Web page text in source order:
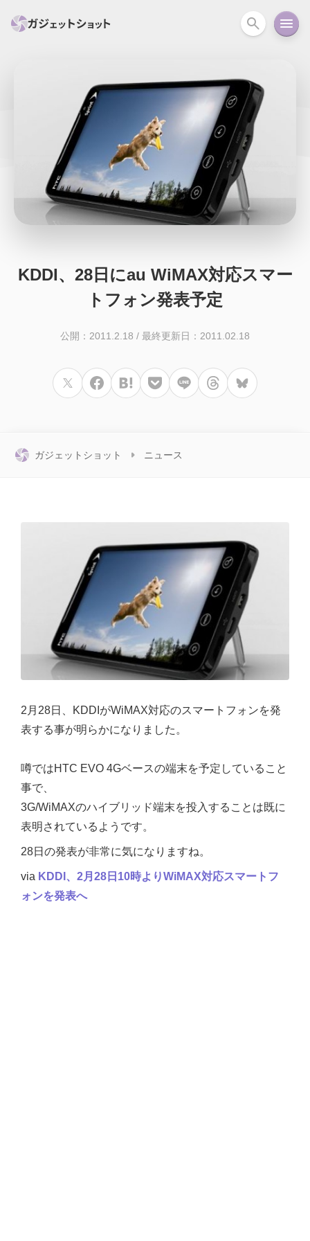
スマホ カメラ
セール情報 スマートホーム アクションカメラ
iPhone iPad Android
ニュース オーディオ 周辺機器
KDDI、28日にau WiMAX対応スマー
トフォン発表予定
公開：2011.2.18 / 最終更新日：2011.02.18
ガジェットショット ニュース
2月28日、KDDIがWiMAX対応のスマートフォンを発
表する事が明らかになりました。
噂ではHTC EVO 4Gベースの端末を予定していること
事で、
3G/WiMAXのハイブリッド端末を投入することは既に
表明されているようです。
28日の発表が非常に気になりますね。
via KDDI、2月28日10時よりWiMAX対応スマートフ
ォンを発表へ